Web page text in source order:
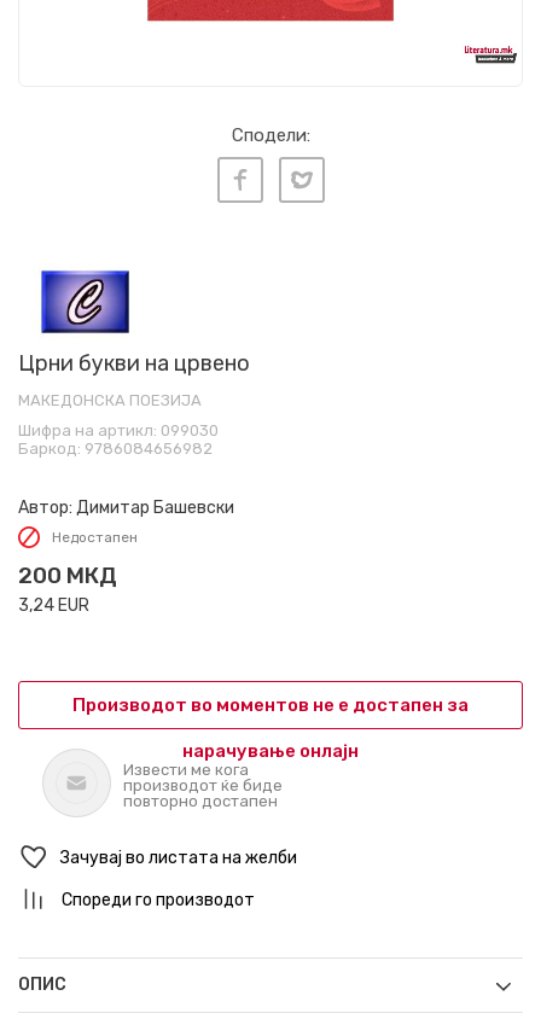
Сподели:
Црни букви на црвено
МАКЕДОНСКА ПОЕЗИЈА
Шифра на артикл: 099030
Баркод: 9786084656982
Автор: Димитар Башевски
Недостапен
200 МКД
3,24EUR
Производот во моментов не е достапен за
нарачување онлајн
Извести ме кога
производот ќе биде
повторно достапен
Зачувај во листата на желби
Спореди го производот
ОПИС